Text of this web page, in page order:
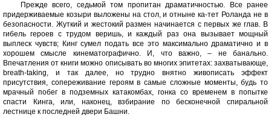
Прежде всего, седьмой том пропитан драматичностью. Все ранее
придерживаемые козыри выложены на стол, и отныне ка-тет Роланда не в
безопасности. Жуткий и жестокий размен начинается с первых же глав. В
гибель героев с трудом веришь, и каждый раз она вызывает мощный
выплеск чувств; Кинг сумел подать все это максимально драматично и в
хорошем смысле кинематографично. И, что важно, – не банально.
Впечатления от книги можно описывать во многих эпитетах: захватывающе,
breath-taking, и так далее, но трудно внятно живописать эффект
присутствия, сопереживание героям в самые сложные моменты, будь то
мрачный побег в подземных катакомбах, гонка со временем в попытке
спасти Кинга, или, наконец, взбирание по бесконечной спиральной
лестнице к последней двери Башни.